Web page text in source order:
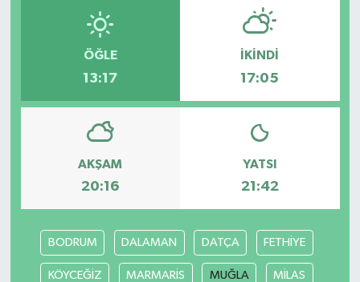
ÖĞLE
13:17
İKINDI
17:05
AKŞAM
20:16
YATSI
21:42
BODRUM DALAMAN DATÇA FETHİYE
KÖYCEĞİZ MARMARİS MUĞLA MİLAS